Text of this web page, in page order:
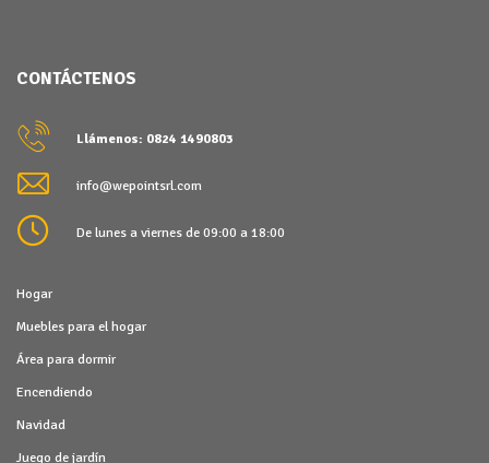
CONTÁCTENOS
Llámenos: 0824 1490803
info@wepointsrl.com
De lunes a viernes de 09:00 a 18:00
Hogar
Muebles para el hogar
Área para dormir
Encendiendo
Navidad
Juego de jardín